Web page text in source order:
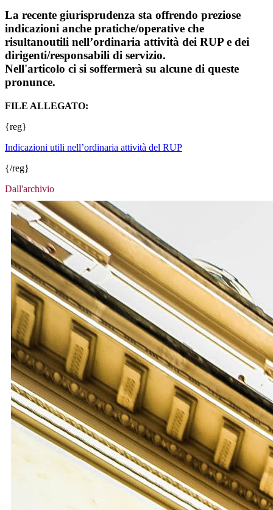
La recente giurisprudenza sta offrendo preziose
indicazioni anche pratiche/operative che
risultanoutili nell’ordinaria attività dei RUP e dei
dirigenti/responsabili di servizio.
Nell'articolo ci si soffermerà su alcune di queste
pronunce.
FILE ALLEGATO:
{reg}
Indicazioni utili nell’ordinaria attività del RUP
{/reg}
Dall'archivio